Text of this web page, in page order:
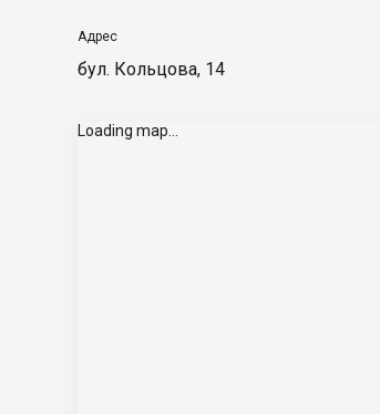
Адрес
бул. Кольцова, 14
Loading map...